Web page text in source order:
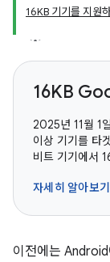
16KB 기기를 지원
16KB
2025년 11월 1
이상 기기를 타
비트 기기에서
자세히 알아보
이전에는